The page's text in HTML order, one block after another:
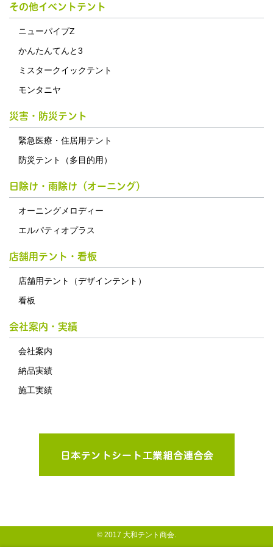
その他イベントテント
ニューパイプZ
かんたんてんと3
ミスタークイックテント
モンタニヤ
災害・防災テント
緊急医療・住居用テント
防災テント（多目的用）
日除け・雨除け（オーニング）
オーニングメロディー
エルパティオプラス
店舗用テント・看板
店舗用テント（デザインテント）
看板
会社案内・実績
会社案内
納品実績
施工実績
© 2017 大和テント商会.